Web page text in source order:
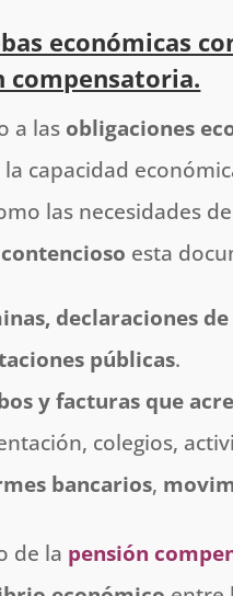
económicas
compensatoria.
a las obligaciones
capacidad
las necesidades
esta
declaraciones
públicas.
y facturas que
colegios,
bancarios,
de la pensión